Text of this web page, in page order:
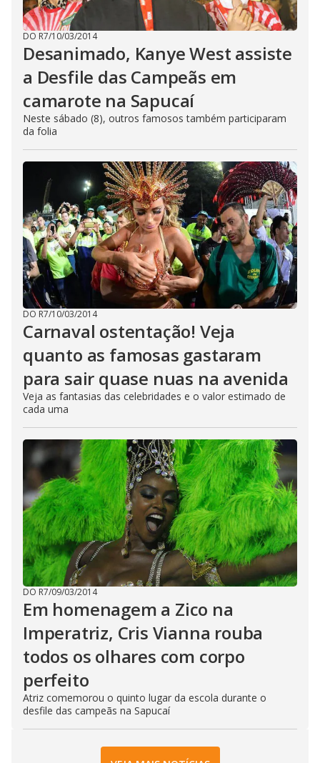
DO R7/10/03/2014
Desanimado, Kanye West assiste
a Desfile das Campeãs em
camarote na Sapucaí
Neste sábado (8), outros famosos também participaram
da folia
DO R7/10/03/2014
Carnaval ostentação! Veja
quanto as famosas gastaram
para sair quase nuas na avenida
Veja as fantasias das celebridades e o valor estimado de
cada uma
DO R7/09/03/2014
Em homenagem a Zico na
Imperatriz, Cris Vianna rouba
todos os olhares com corpo
perfeito
Atriz comemorou o quinto lugar da escola durante o
desfile das campeãs na Sapucaí